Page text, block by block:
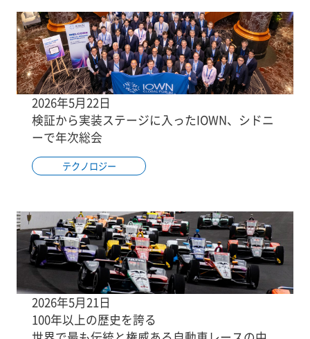
2026年5月22日
検証から実装ステージに入ったIOWN、シドニ
ーで年次総会
テクノロジー
2026年5月21日
100年以上の歴史を誇る